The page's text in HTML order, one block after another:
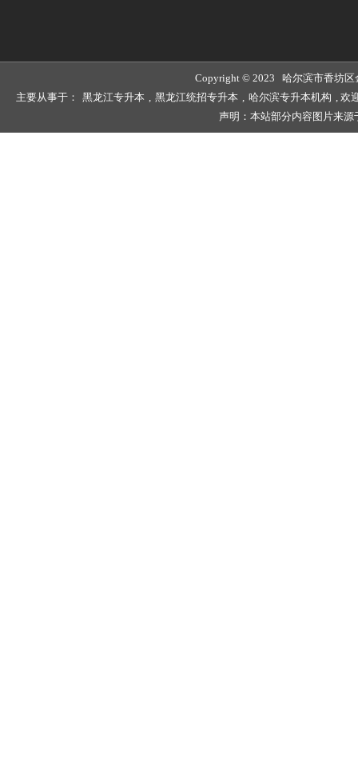
Copyright © 2023 哈尔滨市香坊
主要从事于：
黑龙江专升本 , 黑龙江统招专升本 , 哈尔滨专升本机构 , 欢
声明：本站部分内容图片来源